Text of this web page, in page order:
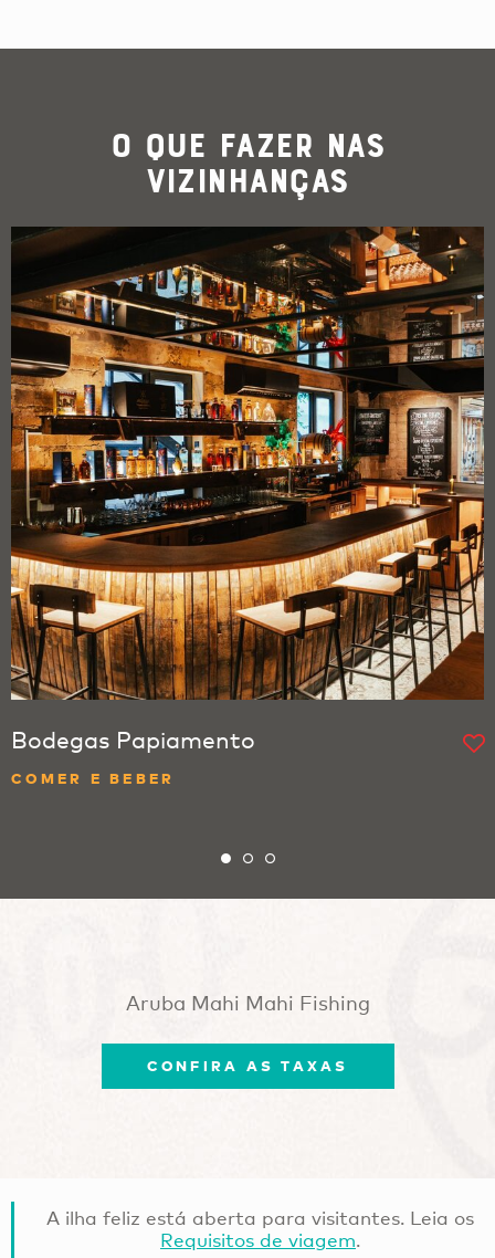
O que Fazer nas
Vizinhanças
Bodegas Papiamento
COMER E BEBER
Aruba Mahi Mahi Fishing
CONFIRA AS TAXAS
A ilha feliz está aberta para visitantes. Leia os
Requisitos de viagem.